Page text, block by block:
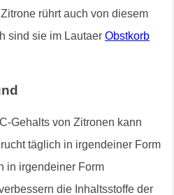
rührt auch von diesem
sind sie im Lautaer Obstkorb
Gehalts von Zitronen kann
täglich in irgendeiner Form
in irgendeiner Form
die Inhaltsstoffe der